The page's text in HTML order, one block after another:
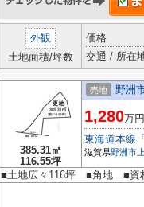
外観
土地面積/坪数
価格
交通 / 所在
385.31㎡
116.55坪
売地 野洲
1,280万円
東海道本線
滋賀県野洲市
■土地広々116坪 ■角地 ■資